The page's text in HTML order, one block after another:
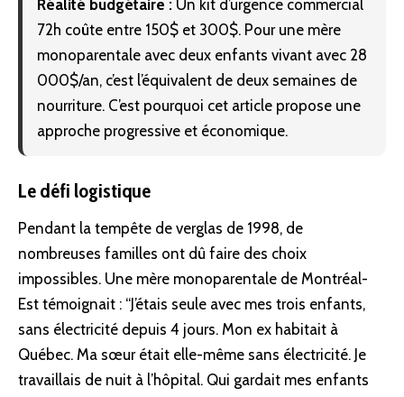
Réalité budgétaire : Un kit d’urgence commercial
72h coûte entre 150$ et 300$. Pour une mère
monoparentale avec deux enfants vivant avec 28
000$/an, c’est l’équivalent de deux semaines de
nourriture. C’est pourquoi cet article propose une
approche progressive et économique.
Le défi logistique
Pendant la tempête de verglas de 1998, de
nombreuses familles ont dû faire des choix
impossibles. Une mère monoparentale de Montréal-
Est témoignait : “J’étais seule avec mes trois enfants,
sans électricité depuis 4 jours. Mon ex habitait à
Québec. Ma sœur était elle-même sans électricité. Je
travaillais de nuit à l’hôpital. Qui gardait mes enfants